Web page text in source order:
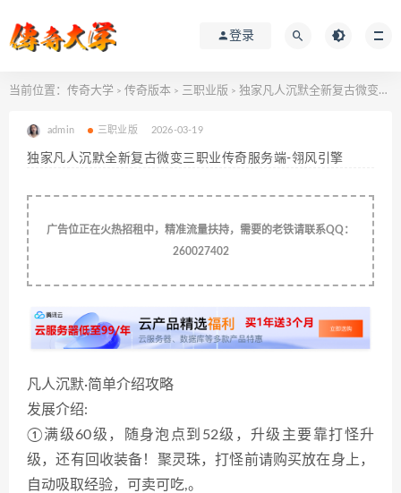
登录
当前位置： 传奇大学 > 传奇版本 > 三职业版 > 独家凡人沉默全新复古微变三职业传奇服务端-翎风引擎
admin 三职业版 2026-03-19
独家凡人沉默全新复古微变三职业传奇服务端-翎风引擎
广告位正在火热招租中，精准流量扶持，需要的老铁请联系QQ：
260027402
凡人沉默·简单介绍攻略
发展介绍:
①满级60级，随身泡点到52级，升级主要靠打怪升
级，还有回收装备！聚灵珠，打怪前请购买放在身上，
自动吸取经验，可卖可吃,。